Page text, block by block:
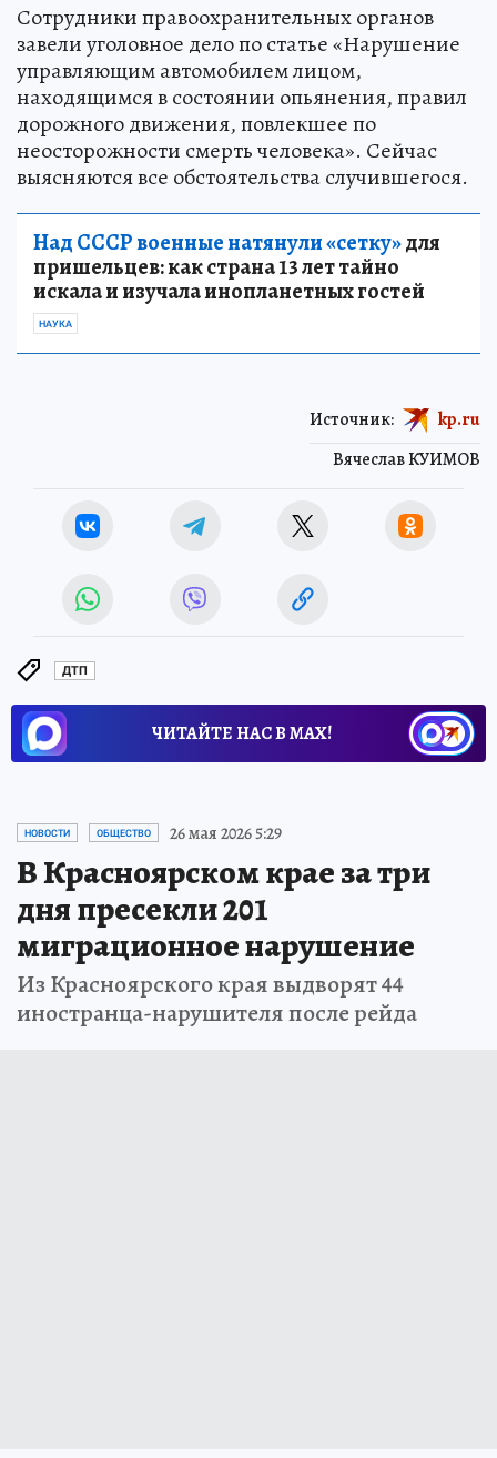
Сотрудники правоохранительных органов
завели уголовное дело по статье «Нарушение
управляющим автомобилем лицом,
находящимся в состоянии опьянения, правил
дорожного движения, повлекшее по
неосторожности смерть человека». Сейчас
выясняются все обстоятельства случившегося.
Над СССР военные натянули «сетку»для
пришельцев: как страна 13 лет тайно
искала и изучала инопланетных гостей
НАУКА
Вячеслав КУИМОВ
Источник: kp.ru
ДТП
ЧИТАЙТЕ НАС В МАХ!
НОВОСТИ ОБЩЕСТВО 26 мая 2026 5:29
В Красноярском крае за три
дня пресекли 201
миграционное нарушение
Из Красноярского края выдворят 44
иностранца-нарушителя после рейда